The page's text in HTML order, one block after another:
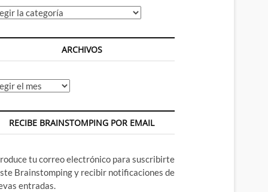
ARCHIVOS
RECIBE BRAINSTOMPING POR EMAIL
tu correo electrónico para suscribirte
Brainstomping y recibir notificaciones de
entradas.